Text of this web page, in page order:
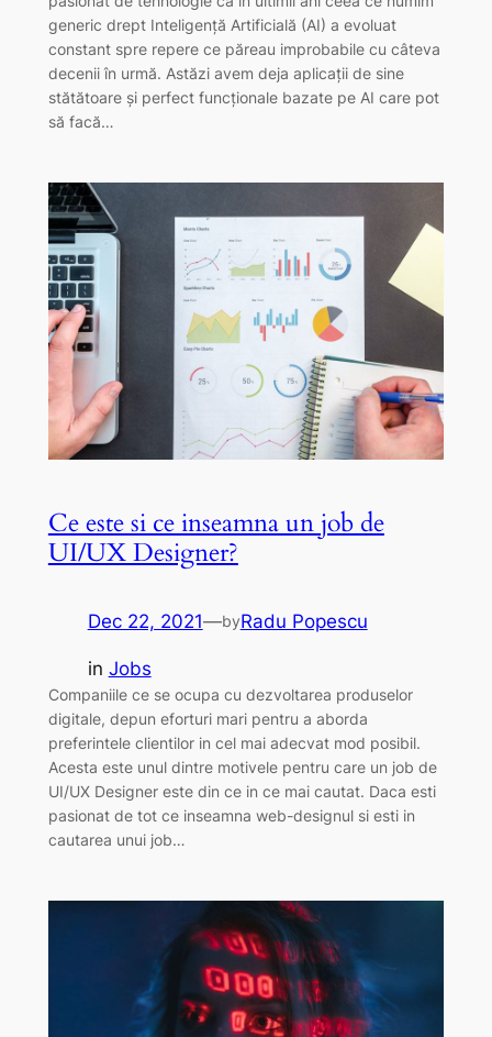
generic drept Inteligență Artificială (AI) a evoluat
constant spre repere ce păreau improbabile cu câteva
decenii în urmă. Astăzi avem deja aplicații de sine
stătătoare și perfect funcționale bazate pe AI care pot
să facă…
Ce este si ce inseamna un job de
UI/UX Designer?
Dec 22, 2021—byRadu Popescu
in Jobs
Companiile ce se ocupa cu dezvoltarea produselor
digitale, depun eforturi mari pentru a aborda
preferintele clientilor in cel mai adecvat mod posibil.
Acesta este unul dintre motivele pentru care un job de
UI/UX Designer este din ce in ce mai cautat. Daca esti
pasionat de tot ce inseamna web-designul si esti in
cautarea unui job…